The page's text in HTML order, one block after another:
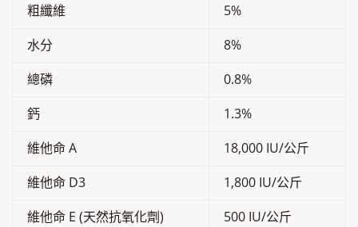
粗纖維
5%
水分
8%
總磷
0.8%
鈣
1.3%
維他命 A
18,000 IU/公斤
維他命 D3
1,800 IU/公斤
維他命 E (天然抗氧化劑)
500 IU/公斤